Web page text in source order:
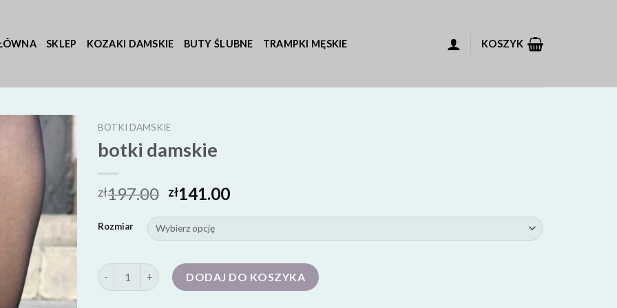
SKLEP KOZAKI DAMSKIE BUTY ŚLUBNE TRAMPKI MĘSKIE KOSZYK
BOTKI DAMSKIE
botki damskie
zł197.00 zł141.00
Rozmiar
ilość botki damskie DODAJ DO KOSZYKA